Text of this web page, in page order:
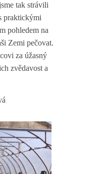
tak strávili
praktickými
pohledem na
Zemi pečovat.
za úžasný
zvědavost a